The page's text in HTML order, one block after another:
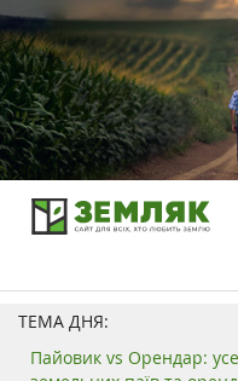
ТЕМА ДНЯ:
Пайовик vs Орендар: